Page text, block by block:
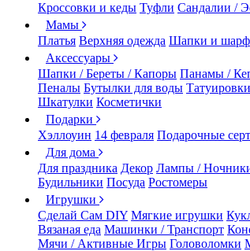
Кроссовки и кеды Туфли Сандалии /
Мамы
Платья Верхняя одежда Шапки и
Аксессуары
Шапки / Береты / Капоры Панамы /
Пеналы Бутылки для воды Татуировки
Шкатулки Косметички
Подарки
Хэллоуин 14 февраля Подарочные
Для дома
Для праздника Декор Лампы /
Будильники Посуда Ростомеры
Игрушки
Сделай Сам DIY Мягкие игрушки
Вязаная еда Машинки / Транспорт
Мячи / Активные Игры Головоломки